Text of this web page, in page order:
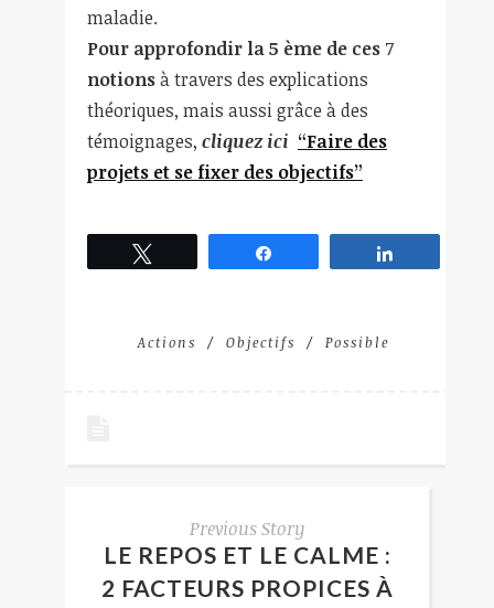
maladie.
Pour approfondir la 5 ème de ces 7
notionsà travers des explications
théoriques, mais aussi grâce à des
témoignages, cliquez ici “Faire des
projets et se fixer des objectifs”
Actions Objectifs Possible
Previous Story
LE REPOS ET LE CALME :
2 FACTEURS PROPICES À